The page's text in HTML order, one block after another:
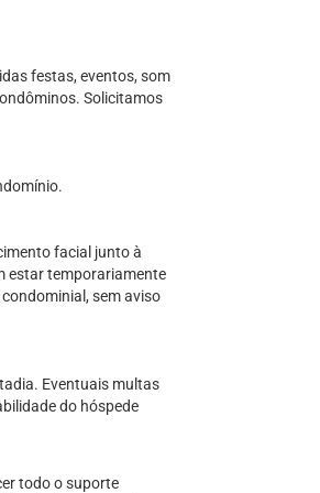
festas, eventos, som
Solicitamos
facial junto à
estar temporariamente
sem aviso
Eventuais multas
do hóspede
todo o suporte